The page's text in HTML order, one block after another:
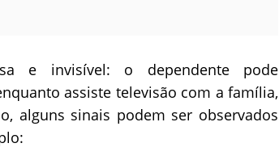
e invisível: o dependente pode
assiste televisão com a família,
alguns sinais podem ser observados